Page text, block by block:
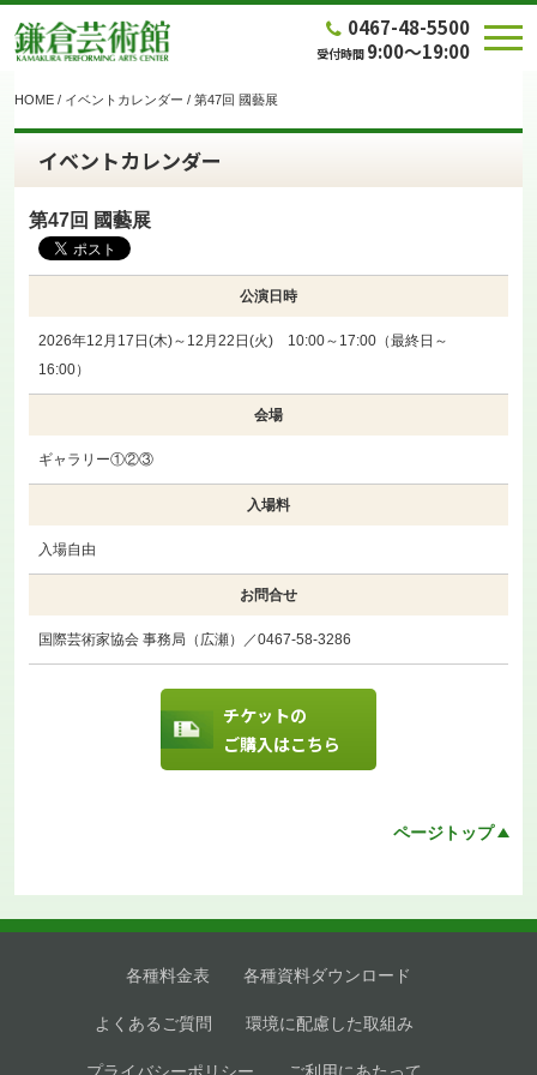
0467-48-5500
受付時間 9:00～19:00
HOME / イベントカレンダー / 第47回 國藝展
チケットの
ご購入はこちら
イベントカレンダー
第47回 國藝展
公演日時
2026年12月17日(木)～12月22日(火) 10:00～17:00（最終日～
16:00）
会場
ギャラリー①②③
入場料
入場自由
お問合せ
国際芸術家協会 事務局（広瀬）／0467-58-3286
ページトップ
各種料金表 各種資料ダウンロード
よくあるご質問 環境に配慮した取組み